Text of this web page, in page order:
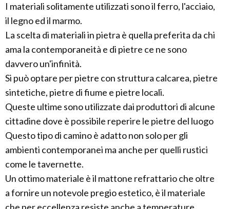
I materiali solitamente utilizzati sono il ferro, l'acciaio,
il legno ed il marmo.
La scelta di materiali in pietra è quella preferita da chi
ama la contemporaneità e di pietre ce ne sono
davvero un'infinità.
Si può optare per pietre con struttura calcarea, pietre
sintetiche, pietre di fiume e pietre locali.
Queste ultime sono utilizzate dai produttori di alcune
cittadine dove è possibile reperire le pietre del luogo
Questo tipo di camino è adatto non solo per gli
ambienti contemporanei ma anche per quelli rustici
come le tavernette.
Un ottimo materiale è il mattone refrattario che oltre
a fornire un notevole pregio estetico, è il materiale